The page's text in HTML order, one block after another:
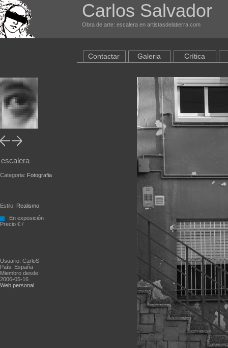
Carlos Salvador
Obra de arte: escalera en artistasdelatierra.com
escalera
Categoria: Fotografia
Estilo: Realismo
En exposición
Precio € /
Usuario: CarloS
País: España
Miembro desde:
2006-05-16
Web personal
Contactar Galeria Crítica